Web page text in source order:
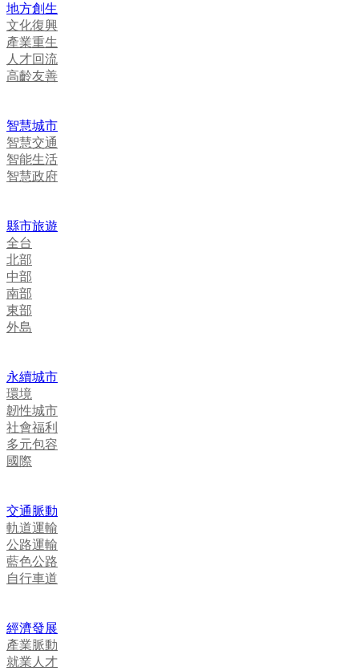
地方創生
文化復興
產業重生
人才回流
高齡友善
智慧城市
智慧交通
智能生活
智慧政府
縣市旅遊
全台
北部
中部
南部
東部
外島
永續城市
環境
韌性城市
社會福利
多元包容
國際
交通脈動
軌道運輸
公路運輸
藍色公路
自行車道
經濟發展
產業脈動
就業人才